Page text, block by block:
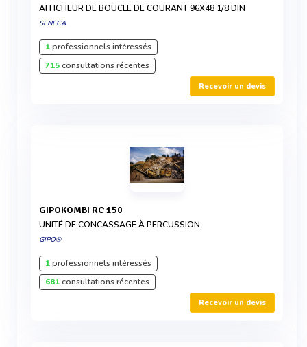
AFFICHEUR DE BOUCLE DE COURANT 96X48 1/8 DIN
SENECA
1professionnels intéressés
715consultations récentes
Recevoir un devis
GIPOKOMBI RC 150
UNITÉ DE CONCASSAGE À PERCUSSION
GIPO®
1professionnels intéressés
681consultations récentes
Recevoir un devis